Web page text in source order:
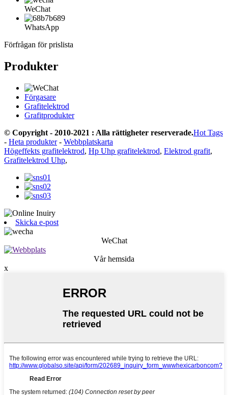
WeChat
WhatsApp
Förfrågan för prislista
Produkter
Förgasare
Grafitelektrod
Grafitprodukter
© Copyright - 2010-2021 : Alla rättigheter reserverade.Hot Tags
- Heta produkter- Webbplatskarta
Högeffekts grafitelektrod, Hp Uhp grafitelektrod, Elektrod grafit,
Grafitelektrod Uhp,
Skicka e-post
WeChat
Vår hemsida
x